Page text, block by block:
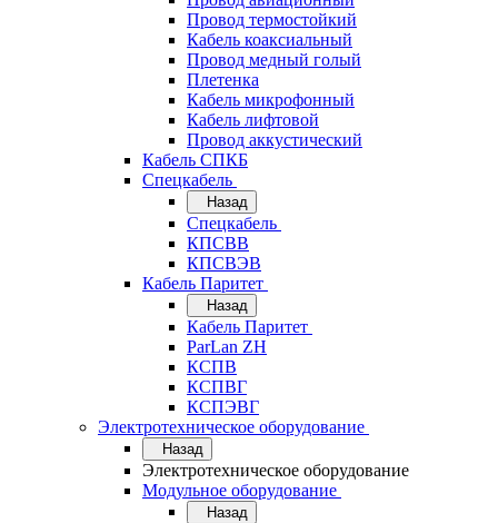
Провод термостойкий
Кабель коаксиальный
Провод медный голый
Плетенка
Кабель микрофонный
Кабель лифтовой
Провод аккустический
Кабель СПКБ
Спецкабель
Назад
Спецкабель
КПСВВ
КПСВЭВ
Кабель Паритет
Назад
Кабель Паритет
ParLan ZH
КСПВ
КСПВГ
КСПЭВГ
Электротехническое оборудование
Назад
Электротехническое оборудование
Модульное оборудование
Назад